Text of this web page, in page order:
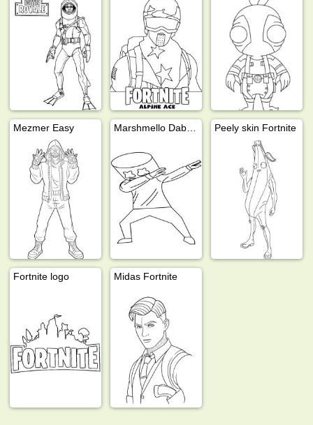
Mezmer Easy Peely skin Fortnite
Fortnite logo Midas Fortnite